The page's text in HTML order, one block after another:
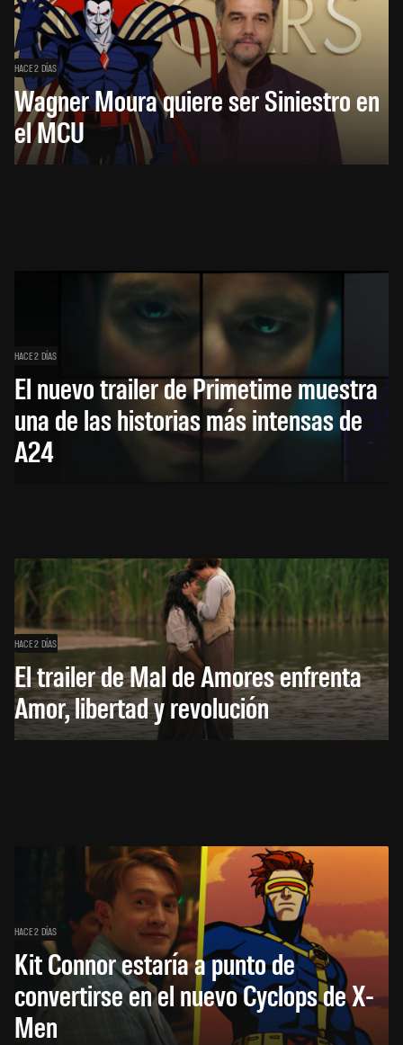
HACE 2 DÍAS
Wagner Moura quiere ser Siniestro en
el MCU
HACE 2 DÍAS
El nuevo trailer de Primetime muestra
una de las historias más intensas de
A24
HACE 2 DÍAS
El trailer de Mal de Amores enfrenta
Amor, libertad y revolución
HACE 2 DÍAS
Kit Connor estaría a punto de
convertirse en el nuevo Cyclops de X-
Men